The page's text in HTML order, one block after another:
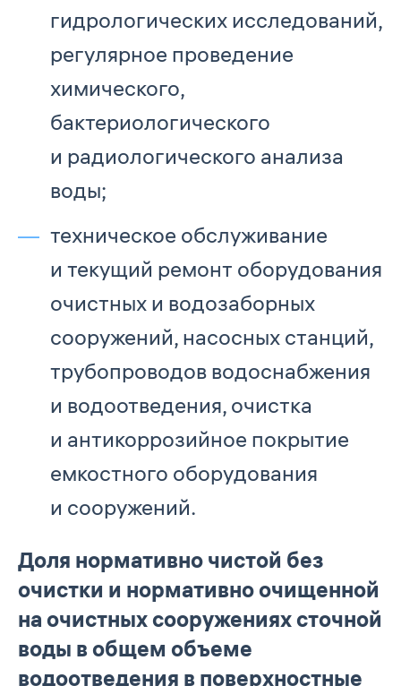
гидрологических исследований,
регулярное проведение
химического,
бактериологического
и радиологического анализа
воды;
техническое обслуживание
и текущий ремонт оборудования
очистных и водозаборных
сооружений, насосных станций,
трубопроводов водоснабжения
и водоотведения, очистка
и антикоррозийное покрытие
емкостного оборудования
и сооружений.
Доля нормативно чистой без
очистки и нормативно очищенной
на очистных сооружениях сточной
воды в общем объеме
водоотведения в поверхностные